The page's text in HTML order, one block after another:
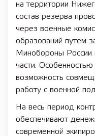
на территории
состав резерва
через военные
образований путем
Минобороны России
части. Особенностью
возможность
работу с военной
На весь период
обеспечивают
современной